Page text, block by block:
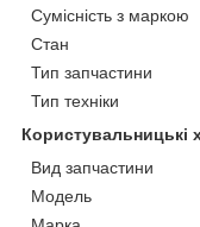
Сумісність з маркою
Стан
Тип запчастини
Тип техніки
Користувальницькі
Вид запчастини
Мoдель